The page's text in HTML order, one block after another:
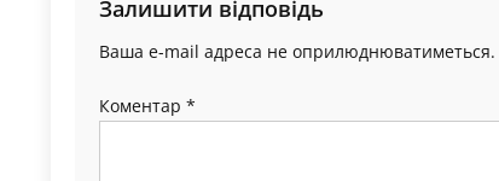
Залишити відповідь
Ваша e-mail адреса не оприлюднюватиметься.
Коментар *